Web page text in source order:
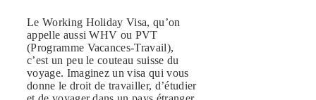
Le Working Holiday Visa, qu’on
appelle aussi WHV ou PVT
(Programme Vacances-Travail),
c’est un peu le couteau suisse du
voyage. Imaginez un visa qui vous
donne le droit de travailler, d’étudier